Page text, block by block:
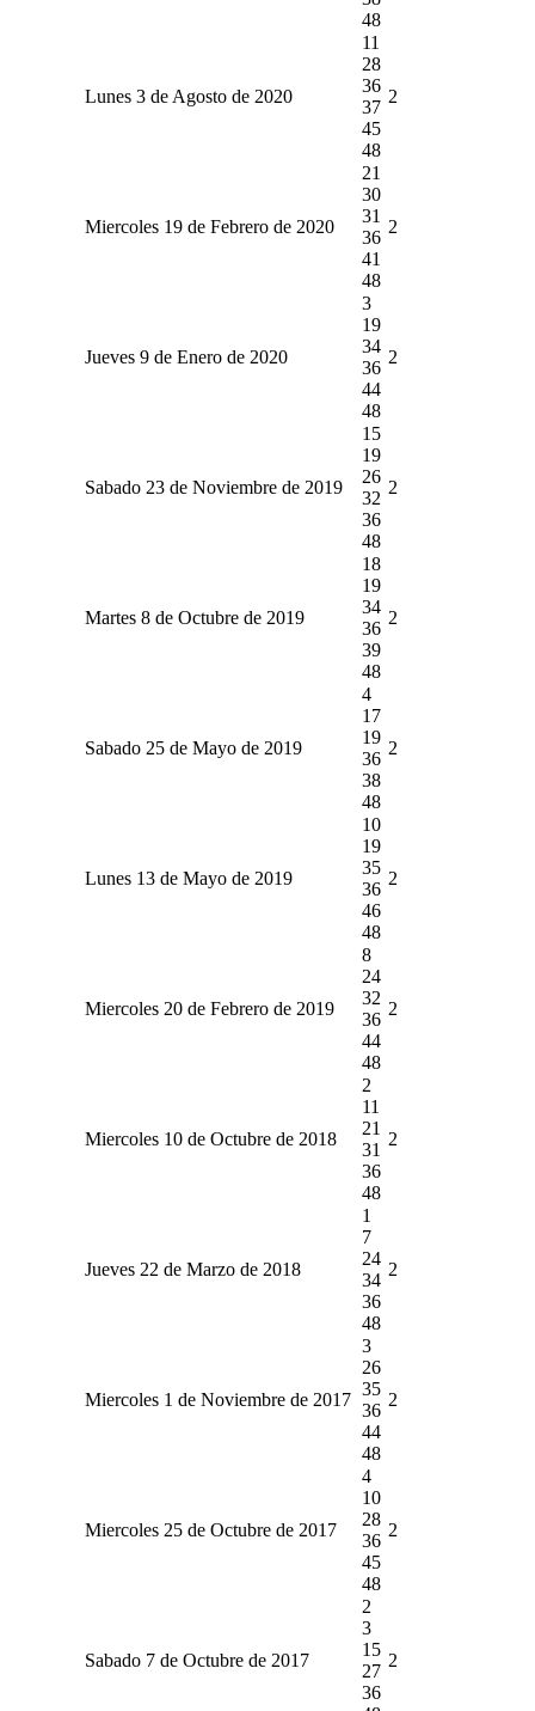
48
Lunes 3 de Agosto de 2020
11
28
36
37
45
48
2
Miercoles 19 de Febrero de 2020
21
30
31
36
41
48
2
Jueves 9 de Enero de 2020
3
19
34
36
44
48
2
Sabado 23 de Noviembre de 2019
15
19
26
32
36
48
2
Martes 8 de Octubre de 2019
18
19
34
36
39
48
2
Sabado 25 de Mayo de 2019
4
17
19
36
38
48
2
Lunes 13 de Mayo de 2019
10
19
35
36
46
48
2
Miercoles 20 de Febrero de 2019
8
24
32
36
44
48
2
Miercoles 10 de Octubre de 2018
2
11
21
31
36
48
2
Jueves 22 de Marzo de 2018
1
7
24
34
36
48
2
Miercoles 1 de Noviembre de 2017
3
26
35
36
44
48
2
Miercoles 25 de Octubre de 2017
4
10
28
36
45
48
2
Sabado 7 de Octubre de 2017
2
3
15
27
36
2